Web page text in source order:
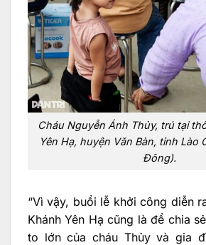
Cháu Nguyễn Ánh Thủy, trú tại
Yên Hạ, huyện Văn Bàn, tỉnh Lào
Đông).
“Vì vậy, buổi lễ khởi công diễn
Khánh Yên Hạ cũng là để chia
to lớn của cháu Thủy và gia